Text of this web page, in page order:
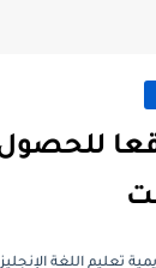
تعليم اللغة